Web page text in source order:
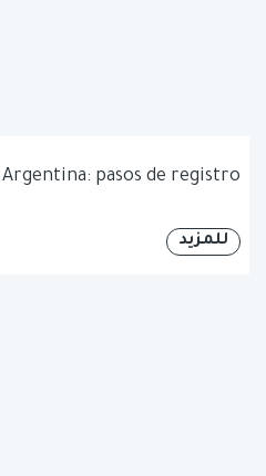
pasos de registro
للمزيد